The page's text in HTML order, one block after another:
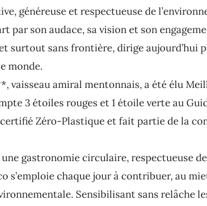
généreuse et respectueuse de
par son audace, sa vision et son
surtout sans frontière, dirige aujourd’hui
monde.
vaisseau amiral mentonnais, a été élu
3 étoiles rouges et 1 étoile verte au
Zéro-Plastique et fait partie de la
gastronomie circulaire, respectueuse
s’emploie chaque jour à contribuer, au
Sensibilisant sans relâche